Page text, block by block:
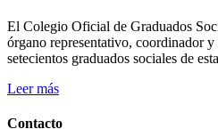
El Colegio Oficial de Graduados
órgano representativo, coordinador
setecientos graduados sociales de
Leer más
Contacto